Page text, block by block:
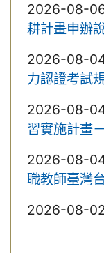
2026-08-
耕計畫申辦
2026-08-
力認證考試
2026-08-
習實施計畫
2026-08-
職教師臺灣
2026-08-